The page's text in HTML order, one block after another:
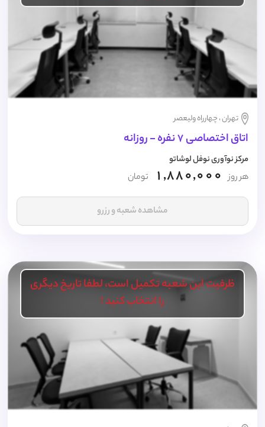
تهران ، چهارراه ولیعصر
اتاق اختصاصی 7 نفره - روزانه
مرکز نوآوری نوفل لوشاتو
هر روز 1,880,000 تومان
مشاهده شعبه و رزرو
ظرفیت این شعبه تکمیل است، لطفا تاریخ دیگری
را انتخاب کنید !